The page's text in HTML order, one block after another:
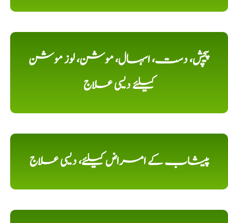
پیچش، دست، اسہال، موشن، لوز موشن
کیلئے دیسی علاج
پیشاب کے امراض کیلئے، دیسی علاج